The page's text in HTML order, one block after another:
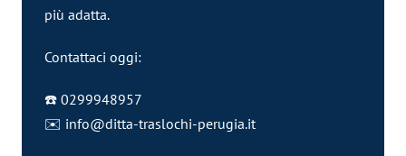
più adatta.
Contattaci oggi:
☎️ 0299948957
✉️ info@ditta-traslochi-perugia.it